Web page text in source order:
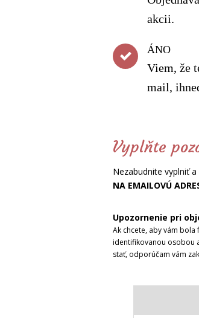
akcii.
ÁNO
Viem, že
mail,
Vyplňte
Nezabudnite vyplniť
NA EMAILOVÚ
Upozornenie pri
Ak chcete, aby vám bola
identifikovanou osobou
stať, odporúčam vám